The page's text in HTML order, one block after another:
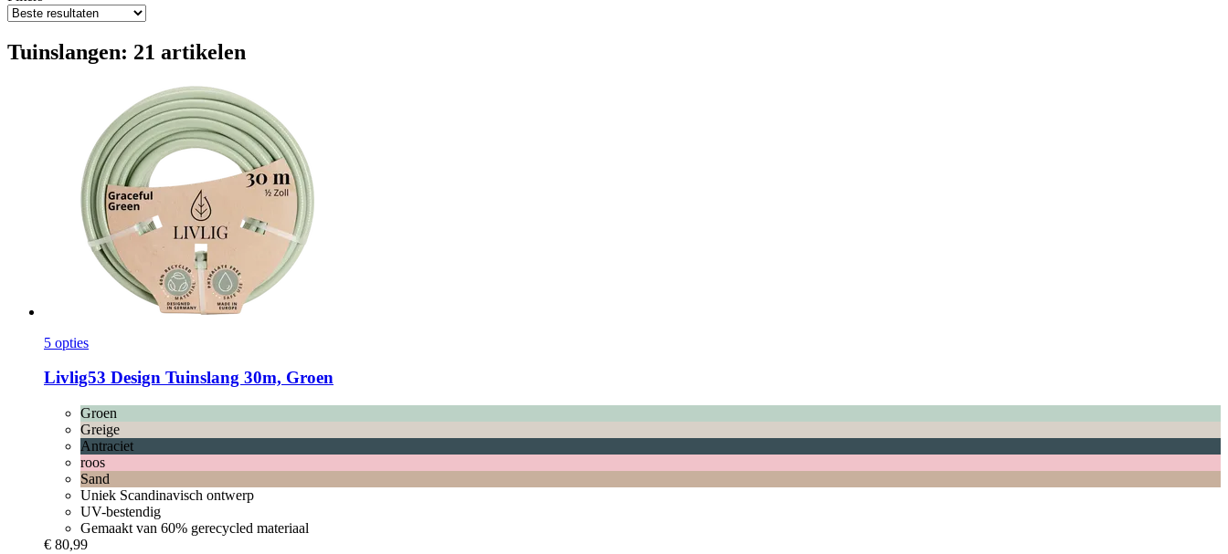
Tuinslangen: 21 artikelen
5 opties
Livlig53 Design Tuinslang 30m, Groen
Groen
Greige
Antraciet
roos
Sand
Uniek Scandinavisch ontwerp
UV-bestendig
Gemaakt van 60% gerecycled materiaal
€ 80,99